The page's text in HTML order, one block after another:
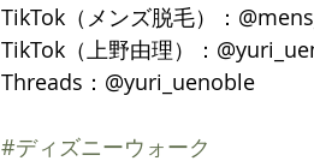
TikTok（メンズ脱毛）：
TikTok（上野由理）：
Threads：@yuri_uenoble
#ディズニーウォーク